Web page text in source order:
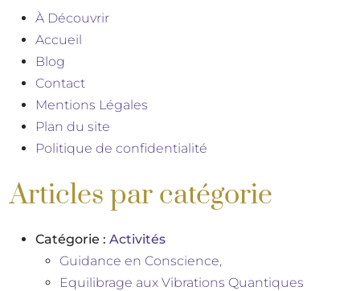
À Découvrir
Accueil
Blog
Contact
Mentions Légales
Plan du site
Politique de confidentialité
Articles par catégorie
Catégorie : Activités
Guidance en Conscience,
Equilibrage aux Vibrations Quantiques